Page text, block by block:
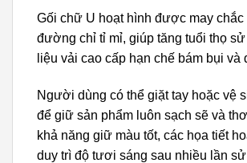
Gối chữ U hoạt hình được may chắc
đường chỉ tỉ mỉ, giúp tăng tuổi thọ
liệu vải cao cấp hạn chế bám bụi và
Người dùng có thể giặt tay hoặc vệ
để giữ sản phẩm luôn sạch sẽ và
khả năng giữ màu tốt, các họa tiết
duy trì độ tươi sáng sau nhiều lần